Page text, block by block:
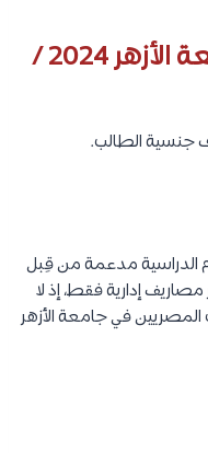
مصاريف كلية الطب جامعة الأزهر 2024 /
جنسية الطالب.
الدراسية مدعمة من قِبل
إدارية فقط، إذ لا
في جامعة الأزهر